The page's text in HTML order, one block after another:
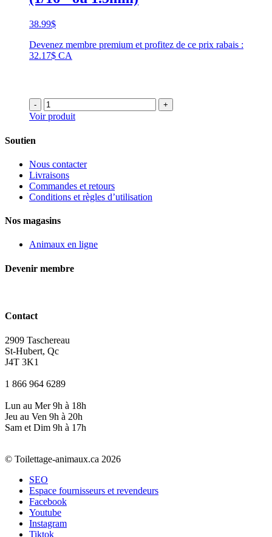
38.99$
Devenez membre premium et profitez de ce prix rabais :
32.17$ CA
- +
Voir produit
Soutien
Nous contacter
Livraisons
Commandes et retours
Conditions et règles d’utilisation
Nos magasins
Animaux en ligne
Devenir membre
Contact
2909 Taschereau
St-Hubert, Qc
J4T 3K1
1 866 964 6289
Lun au Mer 9h à 18h
Jeu au Ven 9h à 20h
Sam et Dim 9h à 17h
© Toilettage-animaux.ca 2026
SEO
Espace fournisseurs et revendeurs
Facebook
Youtube
Instagram
Tiktok